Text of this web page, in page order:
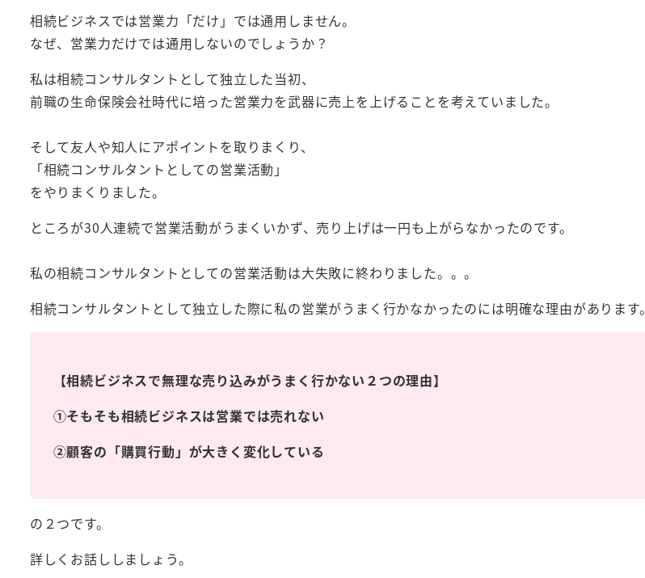
相続ビジネスでは営業力「だけ」では通用しません。
なぜ、営業力だけでは通用しないのでしょうか？
私は相続コンサルタントとして独立した当初、
前職の生命保険会社時代に培った営業力を武器に売上を上げることを考えていました。
そして友人や知人にアポイントを取りまくり、
「相続コンサルタントとしての営業活動」
をやりまくりました。
ところが30人連続で営業活動がうまくいかず、売り上げは一円も上がらなかったのです。
私の相続コンサルタントとしての営業活動は大失敗に終わりました。。。
相続コンサルタントとして独立した際に私の営業がうまく行かなかったのには明確な理由があります。
【相続ビジネスで無理な売り込みがうまく行かない２つの理由】
①そもそも相続ビジネスは営業では売れない
②顧客の「購買行動」が大きく変化している
の２つです。
詳しくお話ししましょう。